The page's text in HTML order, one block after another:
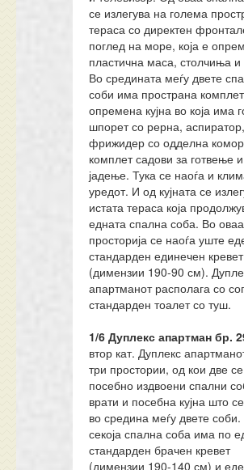
се излегува на голема
тераса со директен
поглед на море, која е
пластична маса, столчиња и
Во средината меѓу двете
соби има пространа
опремена кујна во која има
шпорет со рерна,
фрижидер со одделна
комплет садови за готвење и
јадење. Тука се наоѓа и
уредот. И од кујната се
истата тераса која
едната спална соба. Во оваа
просторија се наоѓа уште
стандарден единечен кревет
(димензии 190-90 см).
апартманот располага со
стандарден тоалет со туш.
1/6 Дуплекс апартманбр.
втор кат. Дуплекс
три простории, од кои две се
посебно издвоени спални
врати и посебна кујна што
во средина меѓу двете
секоја спална соба има по
стандарден брачен кревет
(димензии 190-140 см) и